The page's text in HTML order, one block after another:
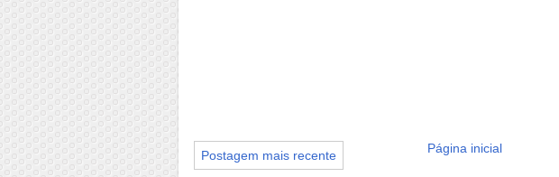
Postagem mais recente Página inicial